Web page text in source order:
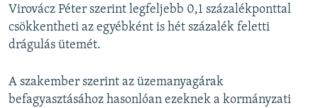
Virovácz Péter szerint legfeljebb 0,1 százalékponttal
csökkentheti az egyébként is hét százalék feletti
drágulás ütemét.
A szakember szerint az üzemanyagárak
befagyasztásához hasonlóan ezeknek a kormányzati